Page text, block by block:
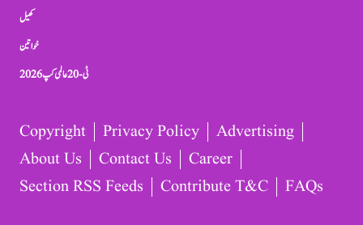
کھیل
خواتین
ٹی-20 عالمی کپ 2026
Copyright Privacy Policy
Advertising
About Us
Contact Us
Career
Section RSS Feeds
Contribute T&C FAQs